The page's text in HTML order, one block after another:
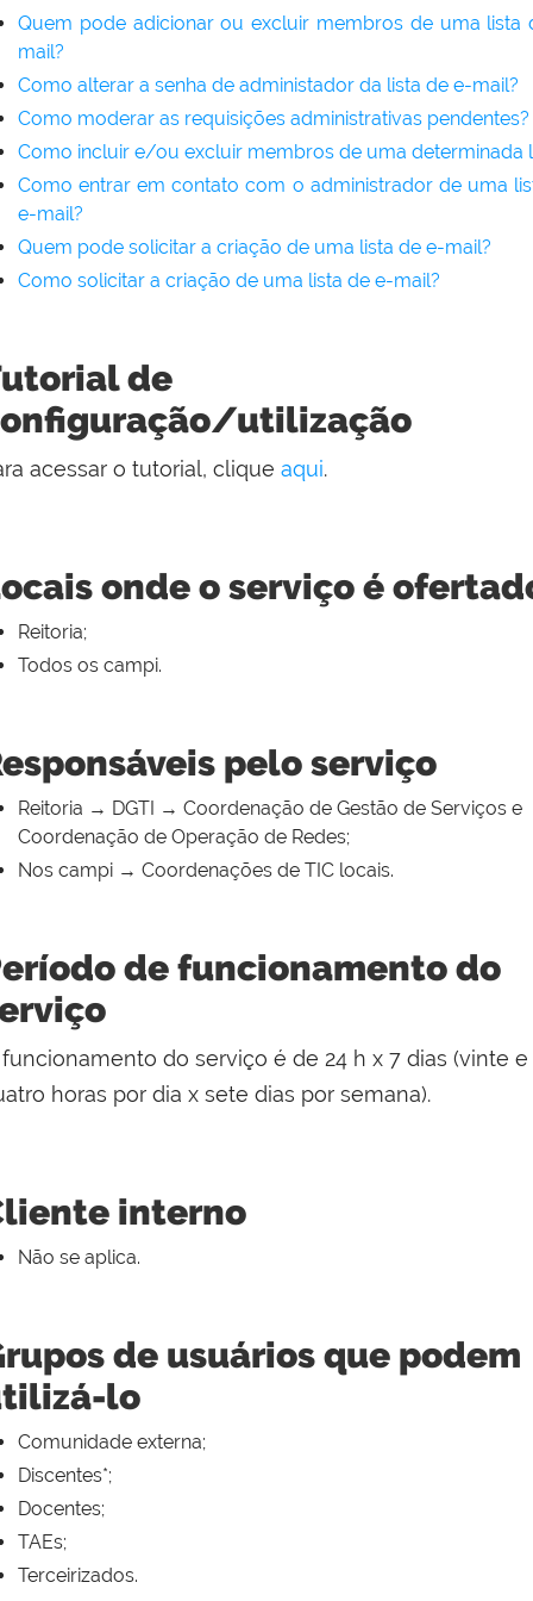
Quem pode adicionar ou excluir membros de uma lista
mail?
Como alterar a senha de administador da lista de e-mail?
Como moderar as requisições administrativas pendentes?
Como incluir e/ou excluir membros de uma determinada
Como entrar em contato com o administrador de uma
e-mail?
Quem pode solicitar a criação de uma lista de e-mail?
Como solicitar a criação de uma lista de e-mail?
de
utilização
acessar o tutorial, clique aqui.
onde o serviço é
Reitoria;
Todos os campi.
pelo serviço
Reitoria → DGTI → Coordenação de Gestão de Serviços e
Coordenação de Operação de Redes;
Nos campi → Coordenações de TIC locais.
de funcionamento do
do serviço é de 24 h x 7 dias (vinte e
horas por dia x sete dias por semana).
interno
Não se aplica.
de usuários que podem
lo
Comunidade externa;
Discentes*;
Docentes;
TAEs;
Terceirizados.